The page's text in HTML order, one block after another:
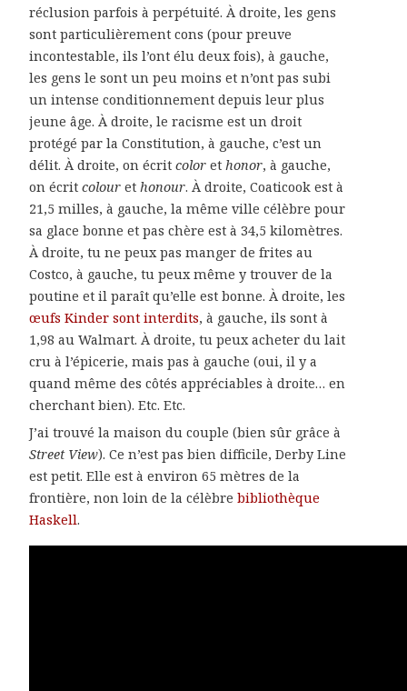
réclusion parfois à perpétuité. À droite, les gens
sont particulièrement cons (pour preuve
incontestable, ils l’ont élu deux fois), à gauche,
les gens le sont un peu moins et n’ont pas subi
un intense conditionnement depuis leur plus
jeune âge. À droite, le racisme est un droit
protégé par la Constitution, à gauche, c’est un
délit. À droite, on écrit color et honor, à gauche,
on écrit colour et honour. À droite, Coaticook est à
21,5 milles, à gauche, la même ville célèbre pour
sa glace bonne et pas chère est à 34,5 kilomètres.
À droite, tu ne peux pas manger de frites au
Costco, à gauche, tu peux même y trouver de la
poutine et il paraît qu’elle est bonne. À droite, les
œufs Kinder sont interdits, à gauche, ils sont à
1,98 au Walmart. À droite, tu peux acheter du lait
cru à l’épicerie, mais pas à gauche (oui, il y a
quand même des côtés appréciables à droite… en
cherchant bien). Etc. Etc.
J’ai trouvé la maison du couple (bien sûr grâce à
Street View). Ce n’est pas bien difficile, Derby Line
est petit. Elle est à environ 65 mètres de la
frontière, non loin de la célèbre bibliothèque
Haskell.